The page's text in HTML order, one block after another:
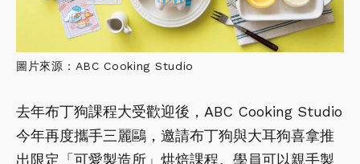
圖片來源：ABC Cooking Studio
去年布丁狗課程大受歡迎後，ABC Cooking Studio
今年再度攜手三麗鷗，邀請布丁狗與大耳狗喜拿推
出限定「可愛製造所」烘焙課程。學員可以親手製